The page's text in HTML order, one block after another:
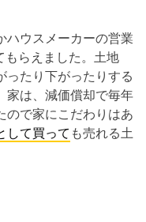
ハウスメーカーの営業
らえました。土地
ったり下がったりする
家は、減価償却で毎年
ので家にこだわりはあ
して買って も売れる土